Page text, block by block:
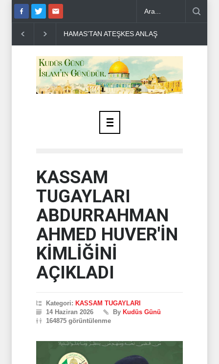
HAMAS'TAN ATEŞKES ANLAŞMASIYLA İLGİLİ
KASSAM
TUGAYLARI
ABDURRAHMAN
AHMED HUVER'İN
KİMLİĞİNİ
AÇIKLADI
Kategori: KASSAM TUGAYLARI
14 Haziran 2026
By Kudüs Günü
164875 görüntülenme